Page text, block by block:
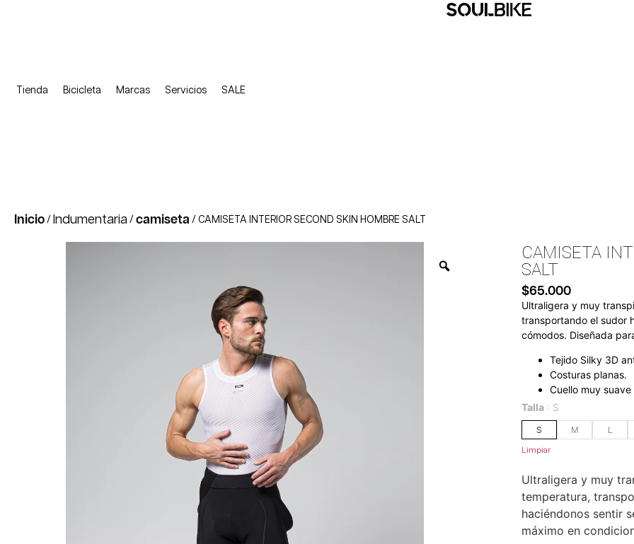
Tienda Bicicleta Marcas Servicios SALE
Inicio / Indumentaria / camiseta / CAMISETA INTERIOR SECOND SKIN HOMBRE SALT
CAMISETA
SALT
$65.000
Ultraligera y muy
transportando el sudor
cómodos. Diseñada
Tejido Silky 3D
Costuras planas.
Cuello muy
Talla
S
S M L
Limpiar
Ultraligera y muy
temperatura,
haciéndonos sentir
máximo en